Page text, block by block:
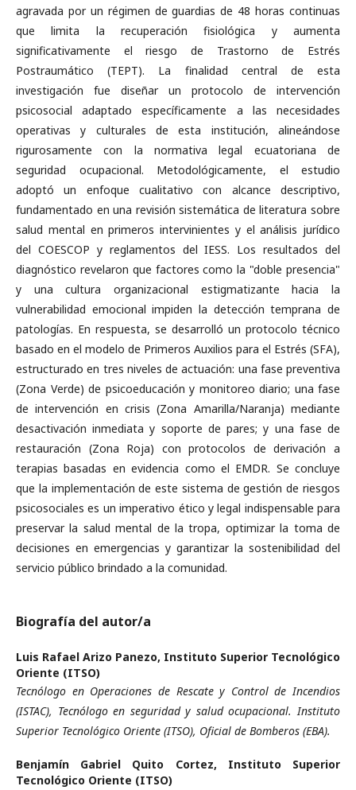
agravada por un régimen de guardias de 48 horas continuas
que limita la recuperación fisiológica y aumenta
significativamente el riesgo de Trastorno de Estrés
Postraumático (TEPT). La finalidad central de esta
investigación fue diseñar un protocolo de intervención
psicosocial adaptado específicamente a las necesidades
operativas y culturales de esta institución, alineándose
rigurosamente con la normativa legal ecuatoriana de
seguridad ocupacional. Metodológicamente, el estudio
adoptó un enfoque cualitativo con alcance descriptivo,
fundamentado en una revisión sistemática de literatura sobre
salud mental en primeros intervinientes y el análisis jurídico
del COESCOP y reglamentos del IESS. Los resultados del
diagnóstico revelaron que factores como la "doble presencia"
y una cultura organizacional estigmatizante hacia la
vulnerabilidad emocional impiden la detección temprana de
patologías. En respuesta, se desarrolló un protocolo técnico
basado en el modelo de Primeros Auxilios para el Estrés (SFA),
estructurado en tres niveles de actuación: una fase preventiva
(Zona Verde) de psicoeducación y monitoreo diario; una fase
de intervención en crisis (Zona Amarilla/Naranja) mediante
desactivación inmediata y soporte de pares; y una fase de
restauración (Zona Roja) con protocolos de derivación a
terapias basadas en evidencia como el EMDR. Se concluye
que la implementación de este sistema de gestión de riesgos
psicosociales es un imperativo ético y legal indispensable para
preservar la salud mental de la tropa, optimizar la toma de
decisiones en emergencias y garantizar la sostenibilidad del
servicio público brindado a la comunidad.
Biografía del autor/a
Luis Rafael Arizo Panezo, Instituto Superior Tecnológico
Oriente (ITSO)
Tecnólogo en Operaciones de Rescate y Control de Incendios
(ISTAC), Tecnólogo en seguridad y salud ocupacional. Instituto
Superior Tecnológico Oriente (ITSO), Oficial de Bomberos (EBA).
Benjamín Gabriel Quito Cortez, Instituto Superior
Tecnológico Oriente (ITSO)